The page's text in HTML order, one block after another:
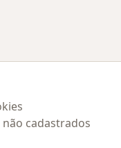
cadastrados